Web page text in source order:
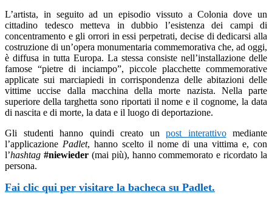
L’artista, in seguito ad un episodio vissuto a Colonia dove un
cittadino tedesco metteva in dubbio l’esistenza dei campi di
concentramento e gli orrori in essi perpetrati, decise di dedicarsi alla
costruzione di un’opera monumentaria commemorativa che, ad oggi,
è diffusa in tutta Europa. La stessa consiste nell’installazione delle
famose “pietre di inciampo”, piccole placchette commemorative
applicate sui marciapiedi in corrispondenza delle abitazioni delle
vittime uccise dalla macchina della morte nazista. Nella parte
superiore della targhetta sono riportati il nome e il cognome, la data
di nascita e di morte, la data e il luogo di deportazione.
Gli studenti hanno quindi creato un post interattivomediante
l’applicazione Padlet, hanno scelto il nome di una vittima e, con
l’hashtag #niewieder(mai più), hanno commemorato e ricordato la
persona.
Fai clic qui per visitare la bacheca su Padlet.